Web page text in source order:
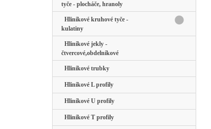
tyče - plocháče, hranoly
Hliníkové kruhové tyče -
kulatiny
Hliníkové jekly -
čtvercové,obdelníkové
Hliníkové trubky
Hliníkové L profily
Hliníkové U profily
Hliníkové T profily